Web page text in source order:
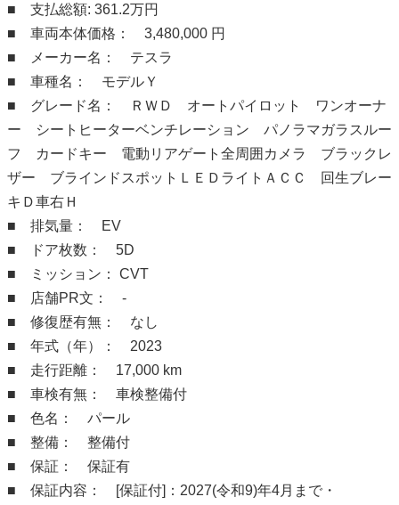
■ 支払総額: 361.2万円
■ 車両本体価格： 3,480,000 円
■ メーカー名： テスラ
■ 車種名： モデルＹ
■ グレード名： ＲＷＤ オートパイロット ワンオーナ
ー シートヒーターベンチレーション パノラマガラスルー
フ カードキー 電動リアゲート全周囲カメラ ブラックレ
ザー ブラインドスポットＬＥＤライトＡＣＣ 回生ブレー
キＤ車右Ｈ
■ 排気量： EV
■ ドア枚数： 5D
■ ミッション： CVT
■ 店舗PR文： -
■ 修復歴有無： なし
■ 年式（年）： 2023
■ 走行距離： 17,000 km
■ 車検有無： 車検整備付
■ 色名： パール
■ 整備： 整備付
■ 保証： 保証有
■ 保証内容： [保証付]：2027(令和9)年4月まで・